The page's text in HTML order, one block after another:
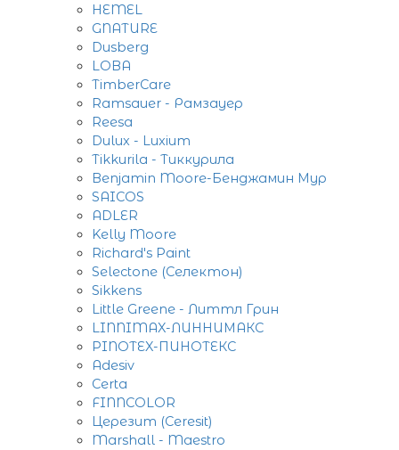
HEMEL
GNATURE
Dusberg
LOBA
TimberCare
Ramsauer - Рамзауер
Reesa
Dulux - Luxium
Tikkurila - Тиккурила
Benjamin Moore-Бенджамин Мур
SAICOS
ADLER
Kelly Moore
Richard's Paint
Selectone (Селектон)
Sikkens
Little Greene - Литтл Грин
LINNIMAX-ЛИННИМАКС
PINOTEX-ПИНОТЕКС
Adesiv
Certa
FINNCOLOR
Церезит (Ceresit)
Marshall - Maestro